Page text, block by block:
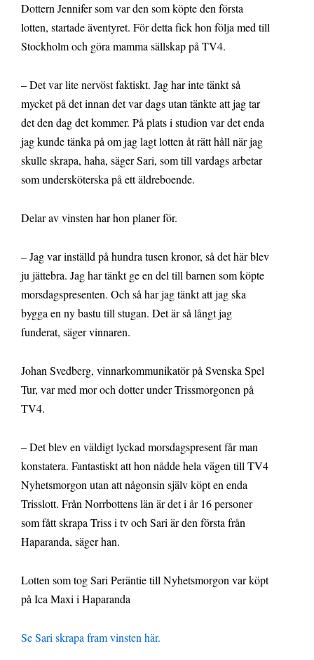
Dottern Jennifer som var den som köpte den första
lotten, startade äventyret. För detta fick hon följa med till
Stockholm och göra mamma sällskap på TV4.
– Det var lite nervöst faktiskt. Jag har inte tänkt så
mycket på det innan det var dags utan tänkte att jag tar
det den dag det kommer. På plats i studion var det enda
jag kunde tänka på om jag lagt lotten åt rätt håll när jag
skulle skrapa, haha, säger Sari, som till vardags arbetar
som undersköterska på ett äldreboende.
Delar av vinsten har hon planer för.
– Jag var inställd på hundra tusen kronor, så det här blev
ju jättebra. Jag har tänkt ge en del till barnen som köpte
morsdagspresenten. Och så har jag tänkt att jag ska
bygga en ny bastu till stugan. Det är så långt jag
funderat, säger vinnaren.
Johan Svedberg, vinnarkommunikatör på Svenska Spel
Tur, var med mor och dotter under Trissmorgonen på
TV4.
– Det blev en väldigt lyckad morsdagspresent får man
konstatera. Fantastiskt att hon nådde hela vägen till TV4
Nyhetsmorgon utan att någonsin själv köpt en enda
Trisslott. Från Norrbottens län är det i år 16 personer
som fått skrapa Triss i tv och Sari är den första från
Haparanda, säger han.
Lotten som tog Sari Peräntie till Nyhetsmorgon var köpt
på Ica Maxi i Haparanda
Se Sari skrapa fram vinsten här.